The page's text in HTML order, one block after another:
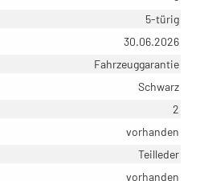
5-türig
30.06.2026
Fahrzeuggarantie
Schwarz
2
vorhanden
Teilleder
vorhanden